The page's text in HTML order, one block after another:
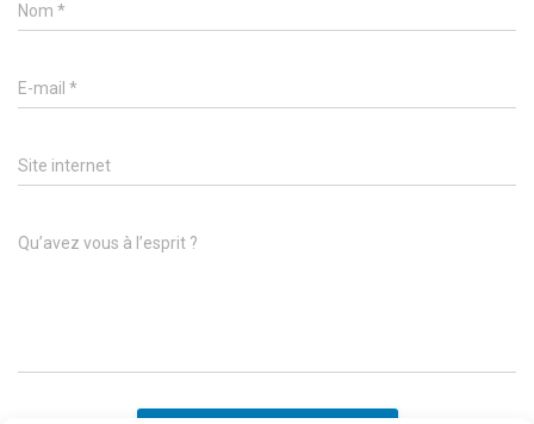
Nom *
E-mail *
Site internet
Qu’avez vous à l’esprit ?